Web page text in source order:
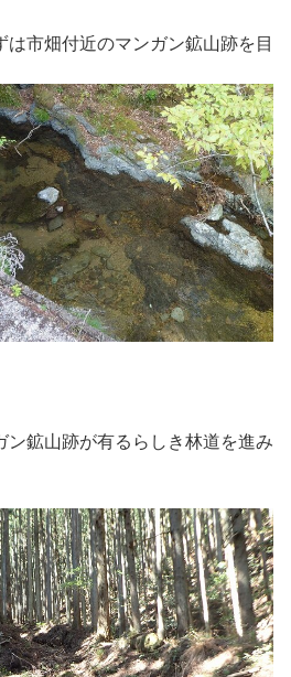
市畑付近のマンガン鉱山跡を目
ン鉱山跡が有るらしき林道を進み